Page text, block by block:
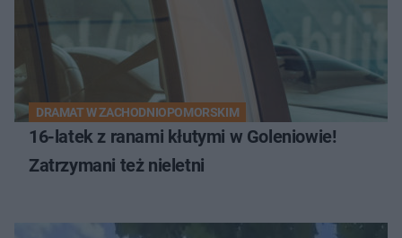
DRAMAT W ZACHODNIOPOMORSKIM
16-latek z ranami kłutymi w Goleniowie!
Zatrzymani też nieletni